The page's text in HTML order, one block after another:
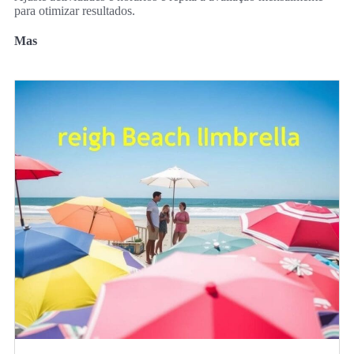
para otimizar resultados.
Mas